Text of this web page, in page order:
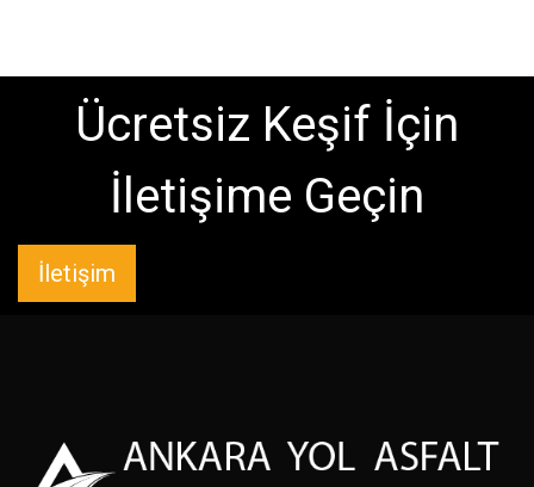
Ücretsiz Keşif İçin
İletişime Geçin
İletişim